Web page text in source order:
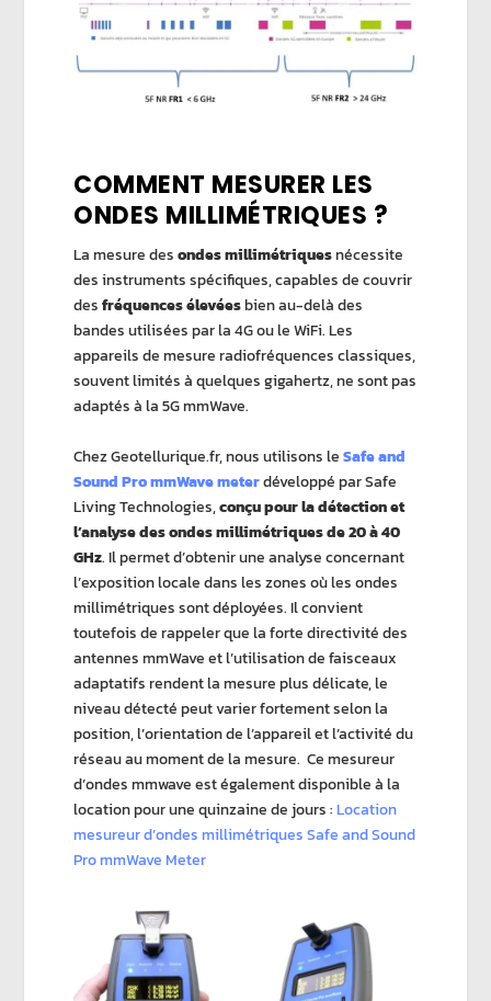
COMMENT MESURER LES
ONDES MILLIMÉTRIQUES ?
La mesure desondes millimétriquesnécessite
des instruments spécifiques, capables de couvrir
desfréquences élevéesbien au-delà des
bandes utilisées par la 4G ou le WiFi. Les
appareils de mesure radiofréquences classiques,
souvent limités à quelques gigahertz, ne sont pas
adaptés à la 5G mmWave.
Chez Geotellurique.fr, nous utilisons leSafe and
Sound Pro mmWave meterdéveloppé par Safe
Living Technologies,conçu pour la détection et
l’analyse des ondes millimétriques de 20 à 40
GHz. Il permet d’obtenir une analyse concernant
l’exposition locale dans les zones où les ondes
millimétriques sont déployées. Il convient
toutefois de rappeler que la forte directivité des
antennes mmWave et l’utilisation de faisceaux
adaptatifs rendent la mesure plus délicate, le
niveau détecté peut varier fortement selon la
position, l’orientation de l’appareil et l’activité du
réseau au moment de la mesure. Ce mesureur
d’ondes mmwave est également disponible à la
location pour une quinzaine de jours : Location
mesureur d’ondes millimétriques Safe and Sound
Pro mmWave Meter